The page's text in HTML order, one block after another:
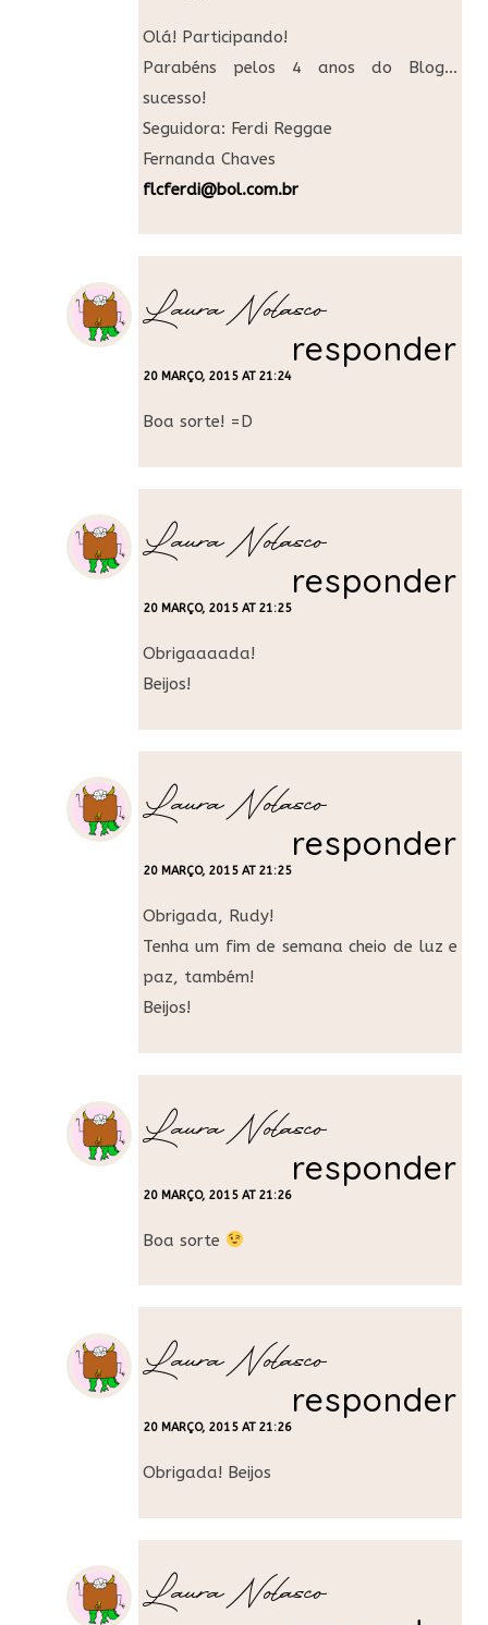
Olá! Participando!
Parabéns pelos 4 anos do Blog…
sucesso!
Seguidora: Ferdi Reggae
Fernanda Chaves
flcferdi@bol.com.br
Laura Nolasco
20 MARÇO, 2015 AT 21:24
responder
Boa sorte! =D
Laura Nolasco
20 MARÇO, 2015 AT 21:25
responder
Obrigaaaada!
Beijos!
Laura Nolasco
20 MARÇO, 2015 AT 21:25
responder
Obrigada, Rudy!
Tenha um fim de semana cheio de luz e
paz, também!
Beijos!
Laura Nolasco
20 MARÇO, 2015 AT 21:26
responder
Boa sorte
Laura Nolasco
20 MARÇO, 2015 AT 21:26
responder
Obrigada! Beijos
Laura Nolasco